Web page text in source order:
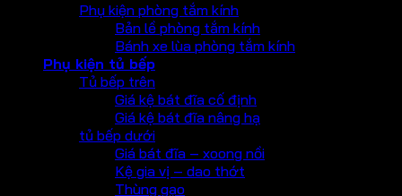
Phụ kiện phòng tắm kính
Bản lề phòng tắm kính
Bánh xe lùa phòng tắm kính
Phụ kiện tủ bếp
Tủ bếp trên
Giá kệ bát đĩa cố định
Giá kệ bát đĩa nâng hạ
tủ bếp dưới
Giá bát đĩa – xoong nồi
Kệ gia vị – dao thớt
Thùng gạo